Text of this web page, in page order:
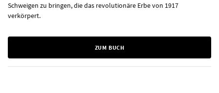
Schweigen zu bringen, die das revolutionäre Erbe von 1917
verkörpert.
ZUM BUCH